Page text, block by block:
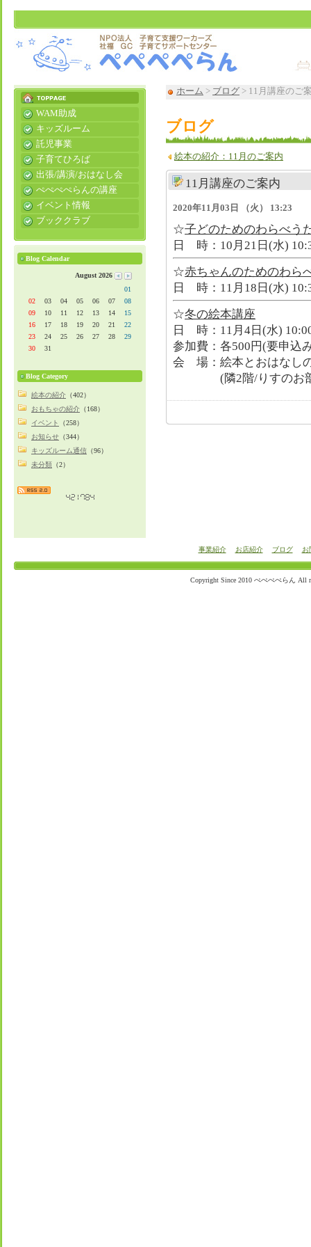
ホーム > ブログ > 11月講座のご
ブログ
絵本の紹介：11月のご案内
11月講座のご案内
2020年11月03日 （火） 13:23
☆子どのためのわらべう
日 時：10月21日(水)
☆赤ちゃんのためのわら
日 時：11月18日(水)
☆冬の絵本講座
日 時：11月4日(水)
参加費：各500円(要申込
会 場：絵本とおはなし
(隣2階/りすのお
WAM助成
キッズルーム
託児事業
子育てひろば
出張/講演/おはなし会
ぺぺぺぺらんの講座
イベント情報
ブッククラブ
Blog Calendar
August 2026
01
02
03 04 05 06 07
08
09
10 11 12 13 14
15
16
17 18 19 20 21
22
23
24 25 26 27 28
29
30
31
Blog Category
絵本の紹介 （402）
おもちゃの紹介 （168）
イベント
（258）
お知らせ （344）
キッズルーム通信 （96）
未分類 （2）
事業紹介 お店紹介 ブログ お
Copyright Since 2010 ぺぺぺぺらん All